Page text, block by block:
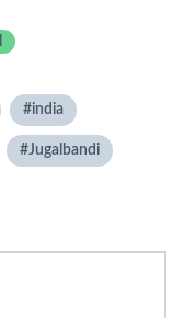
india
Jugalbandi